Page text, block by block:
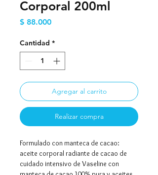
Corporal 200ml
$ 88.000Precio
Cantidad *
Agregar al carrito
Realizar compra
Formulado con manteca de cacao:
aceite corporal radiante de cacao de
cuidado intensivo de Vaseline con